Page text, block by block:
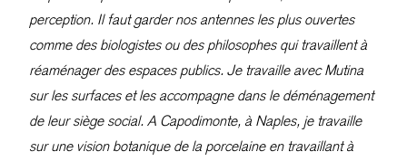
perception. Il faut garder nos antennes les plus ouvertes
comme des biologistes ou des philosophes qui travaillent à
réaménager des espaces publics. Je travaille avec Mutina
sur les surfaces et les accompagne dans le déménagement
de leur siège social. A Capodimonte, à Naples, je travaille
sur une vision botanique de la porcelaine en travaillant à